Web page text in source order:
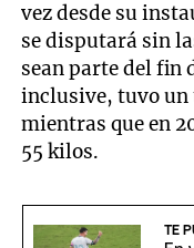
vez desde su
se disputará sin
sean parte del fin
inclusive, tuvo un
mientras que en
55 kilos.
TE